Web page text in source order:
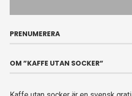
PRENUMERERA
OM ”KAFFE UTAN SOCKER”